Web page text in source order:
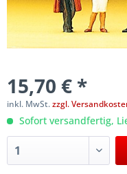
15,70 € *
inkl. MwSt.zzgl.
Sofort versandfertig,